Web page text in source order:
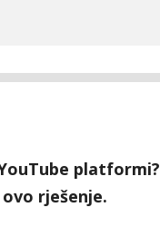
platformi?
rješenje.